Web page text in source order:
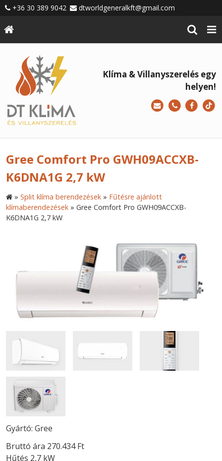
+36 30 389 9042 dtworldgeneralkft@gmail.com
Klíma & Villanyszerelés egy
helyen!
Gree Comfort Pro GWH09ACCXB-
K6DNA1G 2,7 kW
» Split klíma berendezések » Fűtésre ajánlott
klímaberendezések » Gree Comfort Pro GWH09ACCXB-
K6DNA1G 2,7 kW
Gyártó: Gree
Bruttó ára 270.434 Ft
Hűtés 2,7 kW